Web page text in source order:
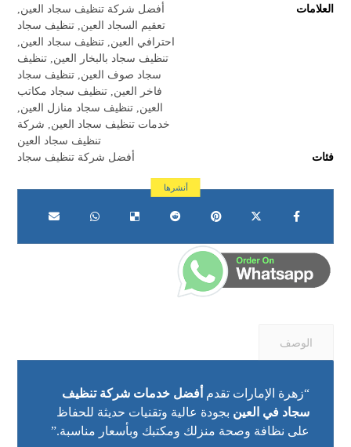
العلامات أفضل شركة تنظيف سجاد العين,
تعقيم السجاد العين, تنظيف سجاد
احترافي العين, تنظيف سجاد العين,
تنظيف سجاد بالبخار العين, تنظيف
سجاد صوف العين, تنظيف سجاد
فاخر العين, تنظيف سجاد مكاتب
العين, تنظيف سجاد منازل العين,
خدمات تنظيف سجاد العين, شركة
تنظيف سجاد العين
فئات
أفضل شركة تنظيف سجاد
الوصف
“زهرة الإمارات تقدم أفضل خدمات شركة تنظيف
سجاد في العين بجودة عالية وتقنيات حديثة للحفاظ
على نظافة وصحة منزلك ومكتبك وبأسعار مناسبة.”